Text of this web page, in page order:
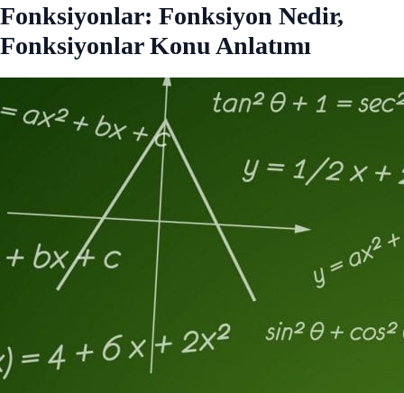
Fonksiyonlar: Fonksiyon Nedir,
Fonksiyonlar Konu Anlatımı